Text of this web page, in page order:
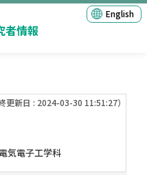
者情報
English
終更新日 : 2024-03-30 11:51:27）
気電子工学科